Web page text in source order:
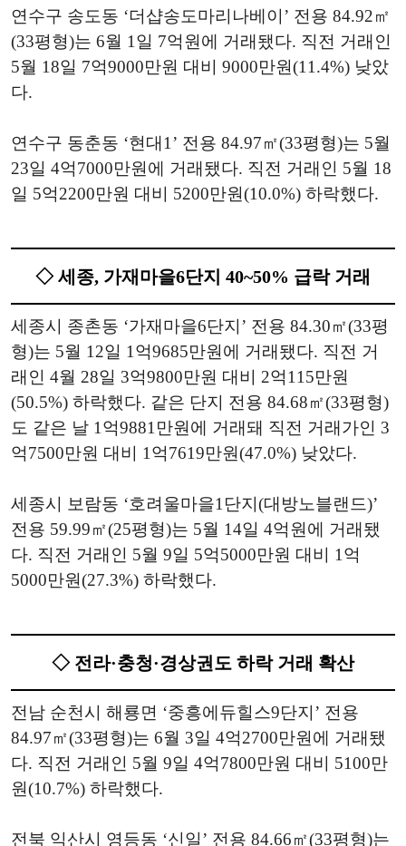
연수구 송도동 ‘더샵송도마리나베이’ 전용 84.92㎡
(33평형)는 6월 1일 7억원에 거래됐다. 직전 거래인
5월 18일 7억9000만원 대비 9000만원(11.4%) 낮았
다.
연수구 동춘동 ‘현대1’ 전용 84.97㎡(33평형)는 5월
23일 4억7000만원에 거래됐다. 직전 거래인 5월 18
일 5억2200만원 대비 5200만원(10.0%) 하락했다.
◇ 세종, 가재마을6단지 40~50% 급락 거래
세종시 종촌동 ‘가재마을6단지’ 전용 84.30㎡(33평
형)는 5월 12일 1억9685만원에 거래됐다. 직전 거
래인 4월 28일 3억9800만원 대비 2억115만원
(50.5%) 하락했다. 같은 단지 전용 84.68㎡(33평형)
도 같은 날 1억9881만원에 거래돼 직전 거래가인 3
억7500만원 대비 1억7619만원(47.0%) 낮았다.
세종시 보람동 ‘호려울마을1단지(대방노블랜드)’
전용 59.99㎡(25평형)는 5월 14일 4억원에 거래됐
다. 직전 거래인 5월 9일 5억5000만원 대비 1억
5000만원(27.3%) 하락했다.
◇ 전라·충청·경상권도 하락 거래 확산
전남 순천시 해룡면 ‘중흥에듀힐스9단지’ 전용
84.97㎡(33평형)는 6월 3일 4억2700만원에 거래됐
다. 직전 거래인 5월 9일 4억7800만원 대비 5100만
원(10.7%) 하락했다.
전북 익산시 영등동 ‘신일’ 전용 84.66㎡(33평형)는